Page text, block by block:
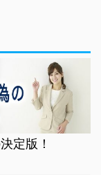
定版！